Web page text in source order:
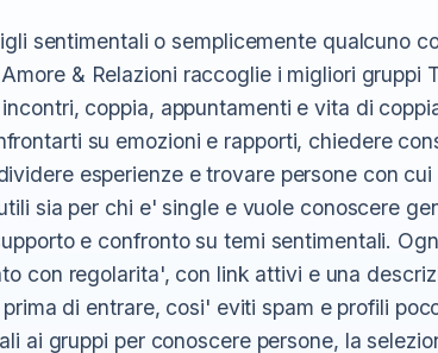
sentimentali o semplicemente qualcuno
& Relazioni raccoglie i migliori gruppi
coppia, appuntamenti e vita di
su emozioni e rapporti, chiedere
esperienze e trovare persone con cui
sia per chi e' single e vuole conoscere
e confronto su temi sentimentali.
con regolarita', con link attivi e una
di entrare, cosi' eviti spam e profili
ai gruppi per conoscere persone, la